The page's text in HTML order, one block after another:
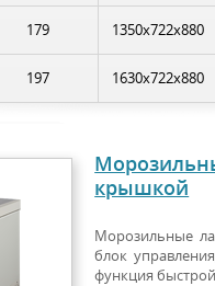
179 1350x722x880
197 1630x722x880
крышкой
Морозильные
блок
функция